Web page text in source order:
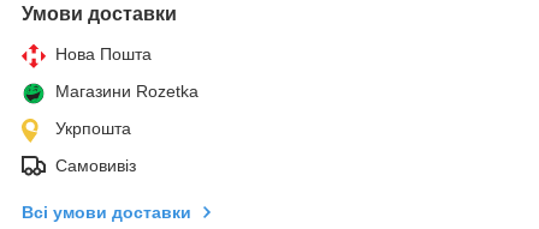
Умови доставки
Нова Пошта
Магазини Rozetka
Укрпошта
Самовивіз
Всі умови доставки